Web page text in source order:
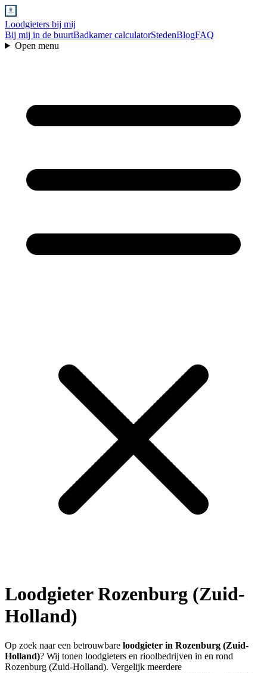
Loodgieters bij mij
Bij mij in de buurtBadkamer calculatorStedenBlogFAQ
Open menu
LoodgieterRozenburg (Zuid-
Holland)
Op zoek naar een betrouwbare loodgieter in Rozenburg (Zuid-
Holland)? Wij tonen loodgieters en rioolbedrijven in en rond
Rozenburg (Zuid-Holland). Vergelijk meerdere